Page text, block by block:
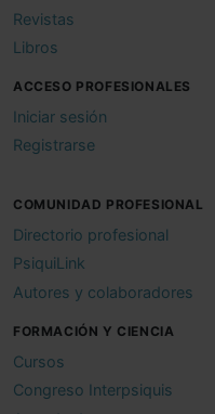
Revistas
Libros
ACCESO PROFESIONALES
Iniciar sesión
Registrarse
COMUNIDAD PROFESIONAL
Directorio profesional
PsiquiLink
Autores y colaboradores
FORMACIÓN Y CIENCIA
Cursos
Congreso Interpsiquis